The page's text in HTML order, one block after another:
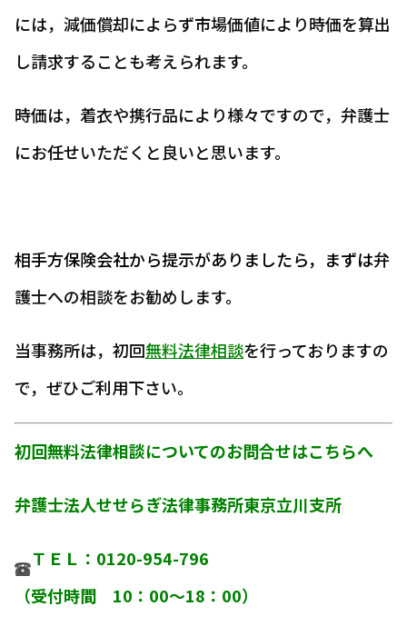
には，減価償却によらず市場価値により時価を算出
し請求することも考えられます。
時価は，着衣や携行品により様々ですので，弁護士
にお任せいただくと良いと思います。
相手方保険会社から提示がありましたら，まずは弁
護士への相談をお勧めします。
当事務所は，初回無料法律相談を行っておりますの
で，ぜひご利用下さい。
初回無料法律相談についてのお問合せはこちらへ
弁護士法人せせらぎ法律事務所東京立川支所
ＴＥＬ：0120-954-796
（受付時間 10：00～18：00）